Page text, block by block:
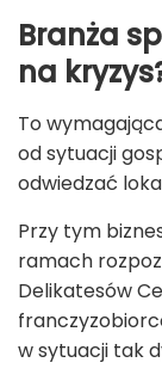
Branża
na
To
od sytuacji
odwiedzać
Przy tym
ramach
Delikatesów
w sytuacji tak